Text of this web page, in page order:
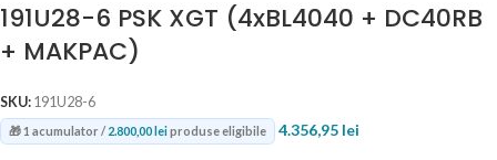
191U28-6 PSK XGT (4xBL4040 + DC40RB
+ MAKPAC)
SKU: 191U28-6
🎁 1 acumulator / 2.800,00 leiproduse eligibile 4.356,95 lei